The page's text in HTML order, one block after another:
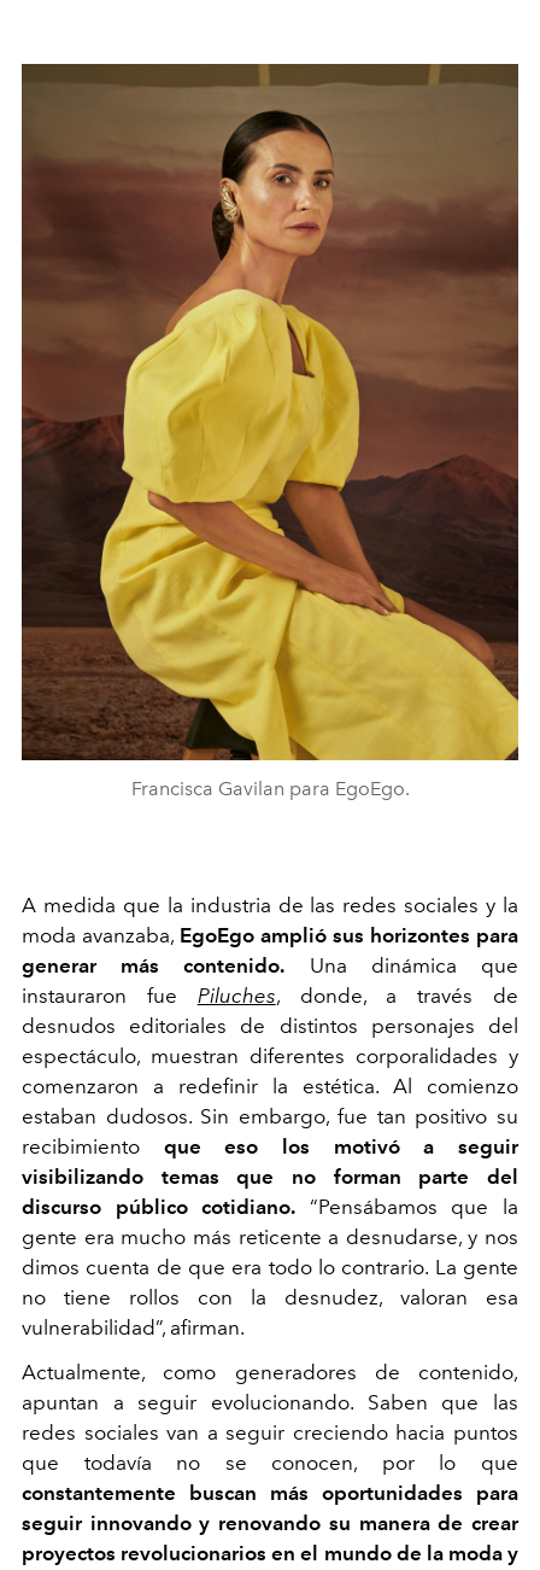
Francisca Gavilan para EgoEgo.
A medida que la industria de las redes sociales y la
moda avanzaba, EgoEgo amplió sus horizontes para
generar más contenido. Una dinámica que
instauraron fue Piluches, donde, a través de
desnudos editoriales de distintos personajes del
espectáculo, muestran diferentes corporalidades y
comenzaron a redefinir la estética. Al comienzo
estaban dudosos. Sin embargo, fue tan positivo su
recibimiento que eso los motivó a seguir
visibilizando temas que no forman parte del
discurso público cotidiano. “Pensábamos que la
gente era mucho más reticente a desnudarse, y nos
dimos cuenta de que era todo lo contrario. La gente
no tiene rollos con la desnudez, valoran esa
vulnerabilidad”, afirman.
Actualmente, como generadores de contenido,
apuntan a seguir evolucionando. Saben que las
redes sociales van a seguir creciendo hacia puntos
que todavía no se conocen, por lo que
constantemente buscan más oportunidades para
seguir innovando y renovando su manera de crear
proyectos revolucionarios en el mundo de la moda y